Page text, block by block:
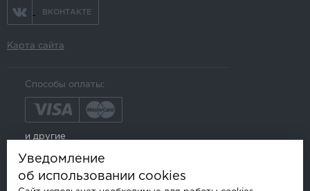
ВКОНТАКТЕ
Карта сайта
Способы оплаты:
и другие
Уведомление
об использовании cookies